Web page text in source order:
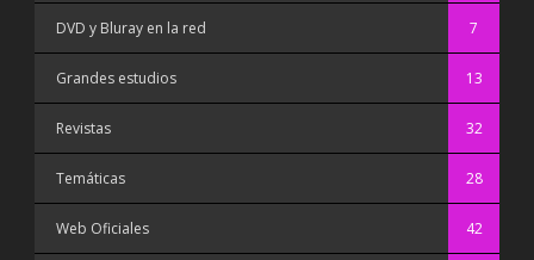
DVD y Bluray en la red 7
Grandes estudios 13
Revistas 32
Temáticas 28
Web Oficiales 42